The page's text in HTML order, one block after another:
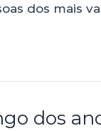
dos mais
dos